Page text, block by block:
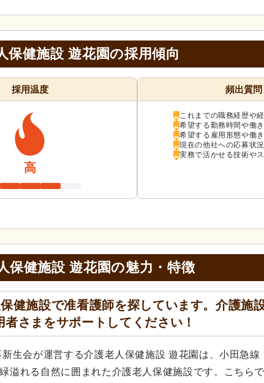
保健施設 遊花園の採用傾向
採用温度
高
頻出質問
これまでの職務経歴や
希望する勤務時間や働
希望する雇用形態や働
現在の他社への応募状況
実務で活かせる技術や
保健施設 遊花園の魅力・特徴
健施設で准看護師を探しています。介護施
者さまをサポートしてください！
生会が運営する介護老人保健施設 遊花園は、小田急
溢れる自然に囲まれた介護老人保健施設です。こちら